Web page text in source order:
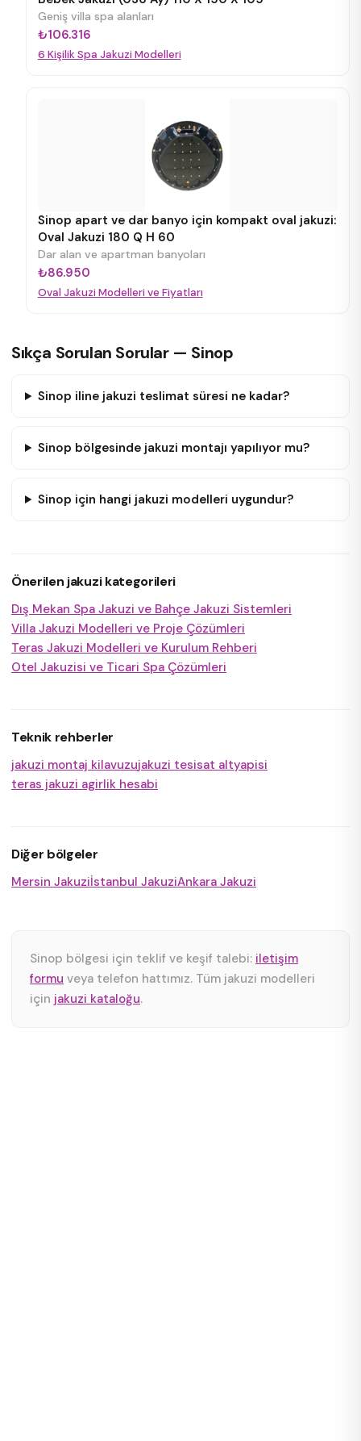
Geniş villa spa alanları
₺106.316
6 Kişilik Spa Jakuzi Modelleri
Sinop apart ve dar banyo için kompakt oval jakuzi:
Oval Jakuzi 180 Q H 60
Dar alan ve apartman banyoları
₺86.950
Oval Jakuzi Modelleri ve Fiyatları
Sıkça Sorulan Sorular — Sinop
Sinop iline jakuzi teslimat süresi ne kadar?
Sinop bölgesinde jakuzi montajı yapılıyor mu?
Sinop için hangi jakuzi modelleri uygundur?
Önerilen jakuzi kategorileri
Dış Mekan Spa Jakuzi ve Bahçe Jakuzi Sistemleri
Villa Jakuzi Modelleri ve Proje Çözümleri
Teras Jakuzi Modelleri ve Kurulum Rehberi
Otel Jakuzisi ve Ticari Spa Çözümleri
Teknik rehberler
jakuzi montaj kilavuzujakuzi tesisat altyapisi
teras jakuzi agirlik hesabi
Diğer bölgeler
Mersin Jakuziİstanbul JakuziAnkara Jakuzi
Sinop bölgesi için teklif ve keşif talebi: iletişim
formu veya telefon hattımız. Tüm jakuzi modelleri
için jakuzi kataloğu.